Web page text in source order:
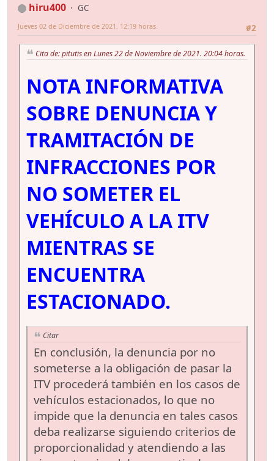
hiru400
GC
#2
Jueves 02 de Diciembre de 2021. 12:19 horas.
Cita de: pitutis en Lunes 22 de Noviembre de 2021. 20:04 horas.
NOTA INFORMATIVA
SOBRE DENUNCIA Y
TRAMITACIÓN DE
INFRACCIONES POR
NO SOMETER EL
VEHÍCULO A LA ITV
MIENTRAS SE
ENCUENTRA
ESTACIONADO.
Citar
En conclusión, la denuncia por no
someterse a la obligación de pasar la
ITV procederá también en los casos de
vehículos estacionados, lo que no
impide que la denuncia en tales casos
deba realizarse siguiendo criterios de
proporcionalidad y atendiendo a las